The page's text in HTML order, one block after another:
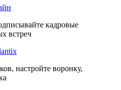
кадровые
встреч
настройте воронку,